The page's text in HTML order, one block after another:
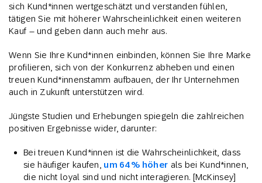
sich Kund*innen wertgeschätzt und verstanden fühlen,
tätigen Sie mit höherer Wahrscheinlichkeit einen weiteren
Kauf – und geben dann auch mehr aus.
Wenn Sie Ihre Kund*innen einbinden, können Sie Ihre Marke
profilieren, sich von der Konkurrenz abheben und einen
treuen Kund*innenstamm aufbauen, der Ihr Unternehmen
auch in Zukunft unterstützen wird.
Jüngste Studien und Erhebungen spiegeln die zahlreichen
positiven Ergebnisse wider, darunter:
Bei treuen Kund*innen ist die Wahrscheinlichkeit, dass
sie häufiger kaufen, um 64 % höher als bei Kund*innen,
die nicht loyal sind und nicht interagieren. [McKinsey]